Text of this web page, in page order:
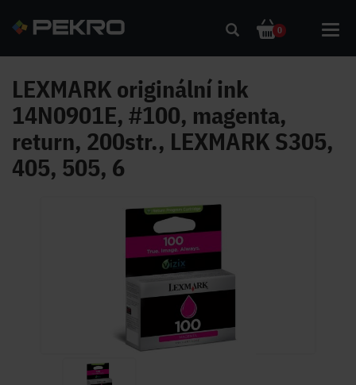
0
LEXMARK originální ink
14N0901E, #100, magenta,
return, 200str., LEXMARK S305,
405, 505, 6